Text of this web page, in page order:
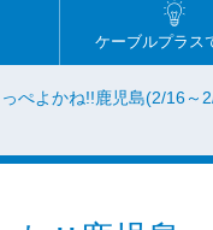
ケーブルプラス
ぺよかね!!鹿児島(2/16～